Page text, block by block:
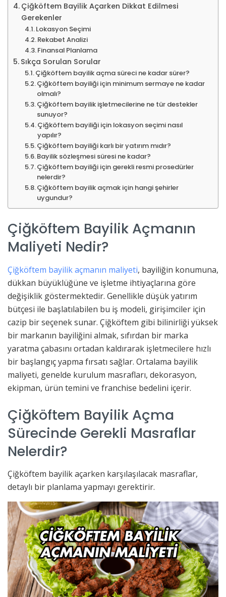
Çiğköftem Bayilik Açarken Dikkat Edilmesi
Gerekenler
Lokasyon Seçimi
Rekabet Analizi
Finansal Planlama
Sıkça Sorulan Sorular
Çiğköftem bayilik açma süreci ne kadar sürer?
Çiğköftem bayiliği için minimum sermaye ne kadar
olmalı?
Çiğköftem bayilik işletmecilerine ne tür destekler
sunuyor?
Çiğköftem bayiliği için lokasyon seçimi nasıl
yapılır?
Çiğköftem bayiliği karlı bir yatırım mıdır?
Bayilik sözleşmesi süresi ne kadar?
Çiğköftem bayiliği için gerekli resmi prosedürler
nelerdir?
Çiğköftem bayilik açmak için hangi şehirler
uygundur?
Çiğköftem Bayilik Açmanın
Maliyeti Nedir?
Çiğköftem bayilik açmanın maliyeti, bayiliğin konumuna,
dükkan büyüklüğüne ve işletme ihtiyaçlarına göre
değişiklik göstermektedir. Genellikle düşük yatırım
bütçesi ile başlatılabilen bu iş modeli, girişimciler için
cazip bir seçenek sunar. Çiğköftem gibi bilinirliği yüksek
bir markanın bayiliğini almak, sıfırdan bir marka
yaratma çabasını ortadan kaldırarak işletmecilere hızlı
bir başlangıç yapma fırsatı sağlar. Ortalama bayilik
maliyeti, genelde kurulum masrafları, dekorasyon,
ekipman, ürün temini ve franchise bedelini içerir.
Çiğköftem Bayilik Açma
Sürecinde Gerekli Masraflar
Nelerdir?
Çiğköftem bayilik açarken karşılaşılacak masraflar,
detaylı bir planlama yapmayı gerektirir.